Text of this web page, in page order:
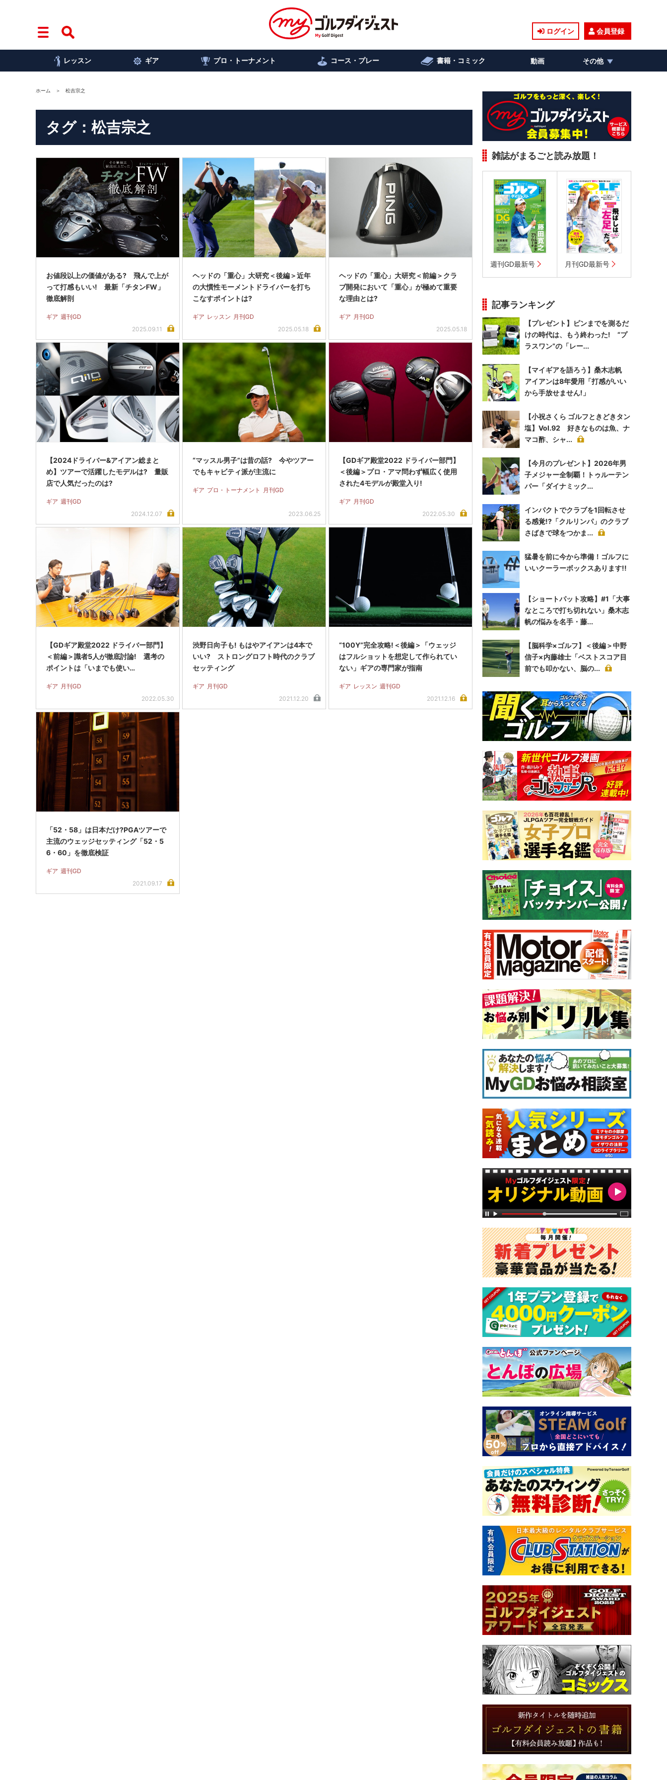
ログイン 会員登録
レッスン ギア プロ・トーナメント コース・プレー 書籍・コミック 動画 その他
ホーム 松吉宗之
タグ：松吉宗之
お値段以上の価値がある? 飛んで上が
って打感もいい! 最新「チタンFW」
徹底解剖
ギア 週刊GD
2025.09.11
ヘッドの「重心」大研究＜後編＞近年
の大慣性モーメントドライバーを打ち
こなすポイントは?
ギア レッスン 月刊GD
2025.05.18
ヘッドの「重心」大研究＜前編＞クラ
ブ開発において「重心」が極めて重要
な理由とは?
ギア 月刊GD
2025.05.18
【2024ドライバー&アイアン総まと
め】ツアーで活躍したモデルは? 量販
店で人気だったのは?
ギア 週刊GD
2024.12.07
“マッスル男子”は昔の話? 今やツアー
でもキャビティ派が主流に
ギア プロ・トーナメント 月刊GD
2023.06.25
【GDギア殿堂2022 ドライバー部門】
＜後編＞プロ・アマ問わず幅広く使用
された4モデルが殿堂入り!
ギア 月刊GD
2022.05.30
【GDギア殿堂2022 ドライバー部門】
＜前編＞識者5人が徹底討論! 選考の
ポイントは「いまでも使い…
ギア 月刊GD
2022.05.30
渋野日向子も! もはやアイアンは4本で
いい? ストロングロフト時代のクラブ
セッティング
ギア 月刊GD
2021.12.20
“100Y”完全攻略!＜後編＞「ウェッジ
はフルショットを想定して作られてい
ない」ギアの専門家が指南
ギア レッスン 週刊GD
2021.12.16
「52・58」は日本だけ?PGAツアーで
主流のウェッジセッティング「52・5
6・60」を徹底検証
ギア 週刊GD
2021.09.17
雑誌がまるごと読み放題！
週刊GD最新号 月刊GD最新号
記事ランキング
【プレゼント】ピンまでを測るだ
けの時代は、もう終わった! “プ
ラスワン”の「レー...
【マイギアを語ろう】桑木志帆
アイアンは8年愛用「打感がいい
から手放せません!」
【小祝さくら ゴルフときどきタン
塩】Vol.92 好きなものは魚、ナ
マコ酢、シャ...
【今月のプレゼント】2026年男
子メジャー全制覇！トゥルーテン
パー「ダイナミック...
インパクトでクラブを1回転させ
る感覚!?「クルリンパ」のクラブ
さばきで球をつかま...
猛暑を前に今から準備！ゴルフに
いいクーラーボックスあります!!
【ショートパット攻略】#1「大事
なところで打ち切れない」桑木志
帆の悩みを名手・藤...
【脳科学×ゴルフ】＜後編＞中野
信子×内藤雄士「ベストスコア目
前でも叩かない、脳の...